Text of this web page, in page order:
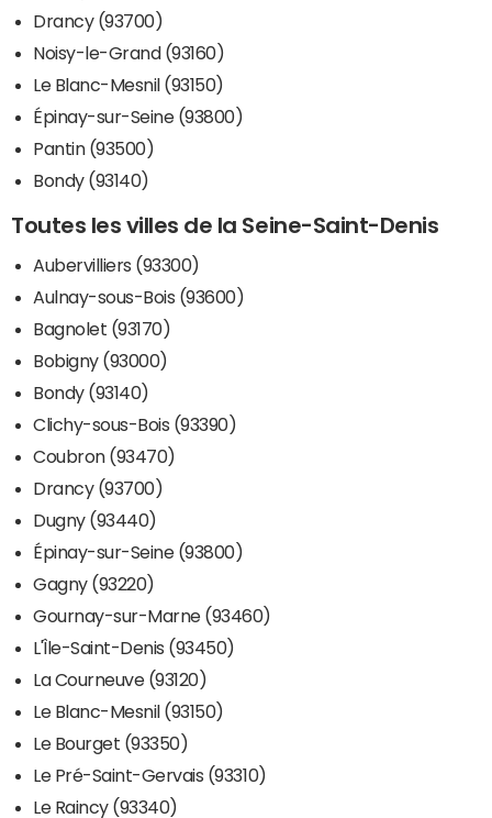
Drancy (93700)
Noisy-le-Grand (93160)
Le Blanc-Mesnil (93150)
Épinay-sur-Seine (93800)
Pantin (93500)
Bondy (93140)
Toutes les villes de la Seine-Saint-Denis
Aubervilliers (93300)
Aulnay-sous-Bois (93600)
Bagnolet (93170)
Bobigny (93000)
Bondy (93140)
Clichy-sous-Bois (93390)
Coubron (93470)
Drancy (93700)
Dugny (93440)
Épinay-sur-Seine (93800)
Gagny (93220)
Gournay-sur-Marne (93460)
L'Île-Saint-Denis (93450)
La Courneuve (93120)
Le Blanc-Mesnil (93150)
Le Bourget (93350)
Le Pré-Saint-Gervais (93310)
Le Raincy (93340)